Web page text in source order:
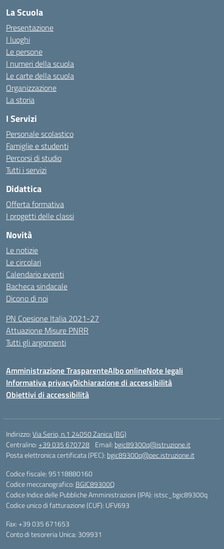
La Scuola
Presentazione
I luoghi
Le persone
I numeri della scuola
Le carte della scuola
Organizzazione
La storia
I Servizi
Personale scolastico
Famiglie e studenti
Percorsi di studio
Tutti i servizi
Didattica
Offerta formativa
I progetti delle classi
Novità
Le notizie
Le circolari
Calendario eventi
Bacheca sindacale
Dicono di noi
PN Coesione Italia 2021-27
Attuazione Misure PNRR
Tutti gli argomenti
Amministrazione TrasparenteAlbo onlineNote legali
Informativa privacyDichiarazione di accessibilità
Obiettivi di accessibilità
Indirizzo:Via Serio, n.1 24050 Zanica (BG)
Centralino:+39 035 670728 Email: bgic89300q@istruzione.it
Posta elettronica certificata (PEC): bgic89300q@pec.istruzione.it
Codice fiscale: 95118880160
Codice meccanografico: BGIC89300Q
Codice Indice delle Pubbliche Amministrazioni (IPA): istsc_bgic89300q
Codice unico di fatturazione (CUF): UFV693
Fax: +39 035 671653
Conto di tesoreria Unica: 309931